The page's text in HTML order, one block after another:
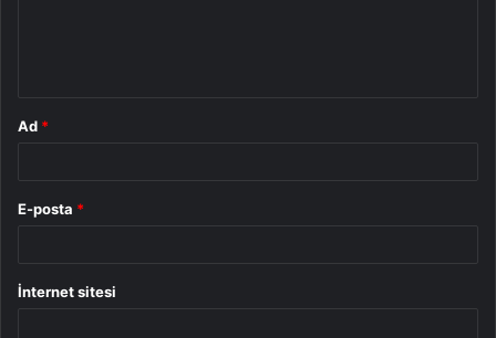
Ad *
E-posta *
İnternet sitesi